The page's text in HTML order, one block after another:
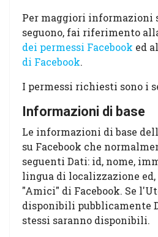
Per maggiori informazioni
seguono, fai riferimento
dei permessi Facebook ed
di Facebook.
I permessi richiesti sono i
Informazioni di base
Le informazioni di base
su Facebook che
seguenti Dati: id, nome,
lingua di localizzazione
"Amici" di Facebook. Se
disponibili pubblicamente
stessi saranno disponibili.